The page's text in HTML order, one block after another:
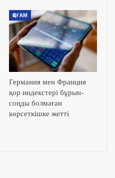
ҚОҒАМ
Германия мен Франция
қор индекстері бұрын-
соңды болмаған
көрсеткішке жетті